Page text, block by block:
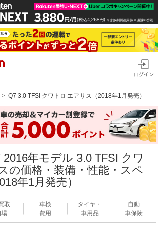
ログイン
Q7 3.0 TFSI クワトロ エアサス（2018年1月発売）
年モデル 3.0 TFSI クワ
の価格・装備・性能・スペ
年1月発売）
取
車検
費用
タイヤ・
車用品
自動
車保険